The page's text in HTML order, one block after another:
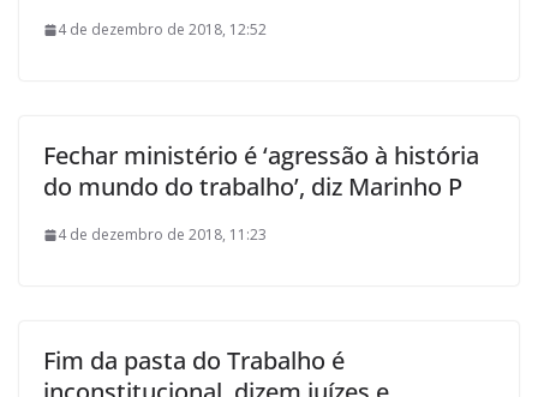
4 de dezembro de 2018, 12:52
Fechar ministério é ‘agressão à história
do mundo do trabalho’, diz Marinho P
4 de dezembro de 2018, 11:23
Fim da pasta do Trabalho é